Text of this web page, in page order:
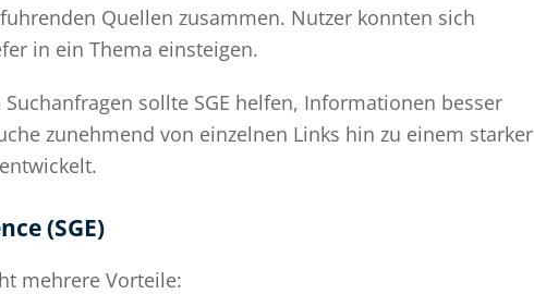
Quellen zusammen. Nutzer konnten sich
in ein Thema einsteigen.
sollte SGE helfen, Informationen besser
zunehmend von einzelnen Links hin zu einem starker
(SGE)
mehrere Vorteile: